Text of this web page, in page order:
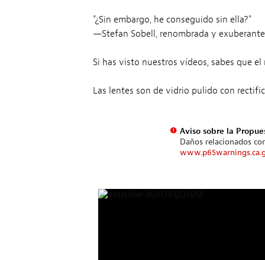
"¿Sin embargo, he conseguido sin ella?"
—Stefan Sobell, renombrada y
Si has visto nuestros vídeos, sabes que
Las lentes son de vidrio pulido con
Aviso sobre la
Daños relacionados